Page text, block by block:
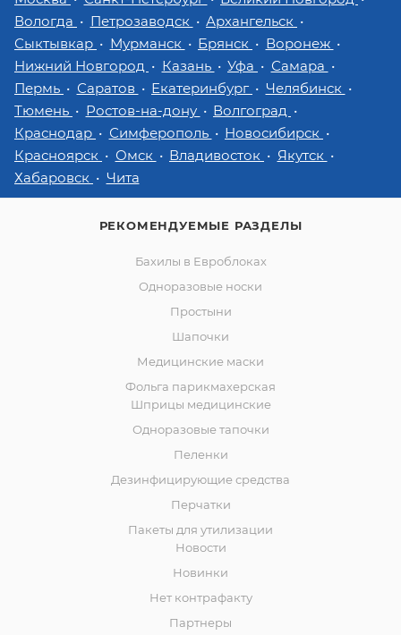
Вологда
Петрозаводск
Архангельск
Сыктывкар
Мурманск Брянск
Воронеж
Нижний Новгород
Казань Уфа
Самара
Пермь
Саратов Екатеринбург
Челябинск
Тюмень
Ростов-на-дону
Волгоград
Краснодар
Симферополь
Новосибирск
Красноярск
Омск Владивосток
Якутск
Хабаровск
Чита
РЕКОМЕНДУЕМЫЕ РАЗДЕЛЫ
Бахилы в Евроблоках
Одноразовые носки
Простыни
Шапочки
Медицинские маски
Фольга парикмахерская
Шприцы медицинские
Одноразовые тапочки
Пеленки
Дезинфицирующие средства
Перчатки
Пакеты для утилизации
Новости
Новинки
Нет контрафакту
Партнеры